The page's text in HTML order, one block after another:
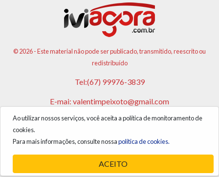
Ao utilizar nossos serviços, você aceita a política de monitoramento de
cookies.
Para mais informações, consulte nossapolítica de cookies.
ACEITO
© 2026 - Este material não pode ser publicado, transmitido, reescrito ou
redistribuído
Tel:(67) 99976-3839
E-mai: valentimpeixoto@gmail.com
VPA AGENCIA DE PUBLICIDADES E NOTICIAS LTDA